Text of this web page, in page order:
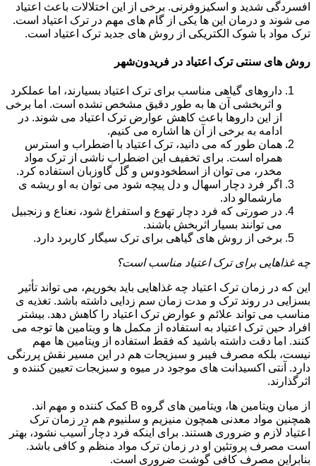
افسردگی شدید و اسکیزوفرنی. برخی از این اختلالات باعث اعتیاد
می شوند و درمان این ها یکی از گام های مهم در ترک اعتیاد است.
ترک مواد با شوک الکتریکی از روش های جدید ترک اعتیاد است.
روش های سنتی ترک اعتیاد در فریدون‌شهر
داروهای گیاهی مناسب برای ترک اعتیاد بسیارند، اما عملکرد
و اثربخشی آن ها به طور دقیق مشخص نشده است. اما برخی
از این داروها باعث کاهش عوارض ترک اعتیاد می شوند. در
ادامه به برخی از آن ها اشاره می کنیم.
همان طور که می دانید، ترک اعتیاد با اضطراب و استرس
همراه است. برای تخفیف این اضطراب ناشی از ترک مواد
مخدر، می توان از اسطخودوس و گل گاوزبان استفاده کرد.
اگر فرد دچار اسهال و دل پیچه شود می توان به او ریشه ی
مارشمالو داد.
در صورتی که فرد دچار تهوع و استفراغ شود، نعناع و زنجبیل
می توانند بسیار اثربخش باشند.
برخی از روش های گیاهی برای ترک سیگار کاربرد دارد.
چه غذاهایی برای ترک اعتیاد مناسب است؟
این که در زمان ترک اعتیاد چه غذاهایی باید بخوریم، می تواند تأثیر
بسزایی در روند ترک و مدت زمان سم زدایی داشته باشد. تغذیه ی
مناسب می تواند علائم و عوارض ترک اعتیاد را کاهش دهد. بیشتر
افراد حین ترک اعتیاد به استفاده از مکمل ها و ویتامین ها توجه می
کنند. اما دقت داشته باشید که فقط استفاده از ویتامین ها مهم
نیست، بلکه مصرف فیبر و سبزیجات هم در این مسیر نقش پررنگی
دارد. آنتی اکسیدانت های موجود در میوه و سبزیجات تعیین کننده و
اثرگذارند.
از میان ویتامین ها، ویتامین های گروه B کمک کننده و مهم اند.
همچنین مواد معدنی همچون منیزیم و سلنیوم هم در زمان ترک
اعتیاد لازم و ضروری هستند. برای اینکه فرد دچار آسیب نشود، بهتر
است مصرف پروتئین او در زمان ترک مواد منظم و کافی باشد.
بنابراین مصرف کافی گوشت ضروری است.